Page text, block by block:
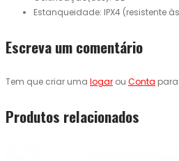
Estanqueidade: IPX4 (resistente
Escreva um comentário
Tem que criar uma logar ou Conta
Produtos relacionados